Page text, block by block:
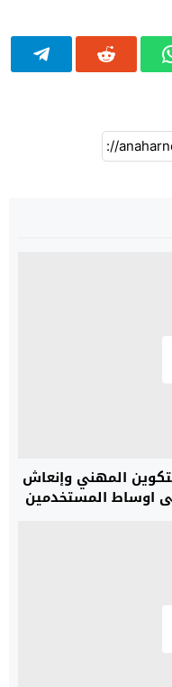
المهني وإنعاش
اوساط المستخدمين